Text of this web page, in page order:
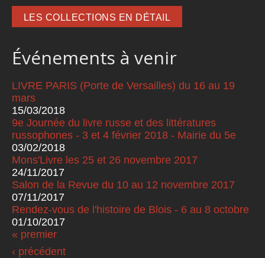
LES COLLECTIONS EN DÉTAIL
Événements à venir
LIVRE PARIS (Porte de Versailles) du 16 au 19
mars
15/03/2018
9e Journée du livre russe et des littératures
russophones - 3 et 4 février 2018 - Mairie du 5e
03/02/2018
Mons'Livre les 25 et 26 novembre 2017
24/11/2017
Salon de la Revue du 10 au 12 novembre 2017
07/11/2017
Rendez-vous de l'histoire de Blois - 6 au 8 octobre
01/10/2017
Pages
« premier
‹ précédent